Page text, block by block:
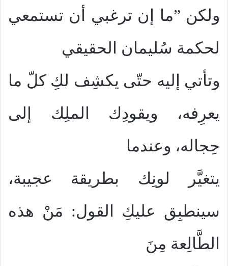
ولكن ”ما إن ترغبي أن تستمعي
لحكمة سُليمان الحقيقي
وتأتي إليه حتّى يكشِف لكِ كلّ ما
يعرِفه، ويقودِك الملِك إلى
حِجاله، وعندما
يتغيَّر لونِك بطريقة عجيبة،
سينطبِق عليكِ القول: مَنْ هذه
الطَّالِعة مِنَ